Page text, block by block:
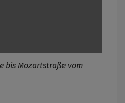
bis Mozartstraße vom